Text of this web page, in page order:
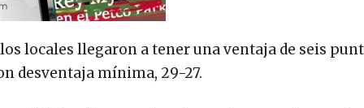
locales llegaron a tener una ventaja de seis
desventaja mínima, 29-27.